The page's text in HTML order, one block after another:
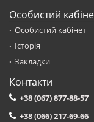
Особистий
Особистий кабінет
Історія
Закладки
Контакти
+38 (067) 877-88-57
+38 (066) 217-69-66